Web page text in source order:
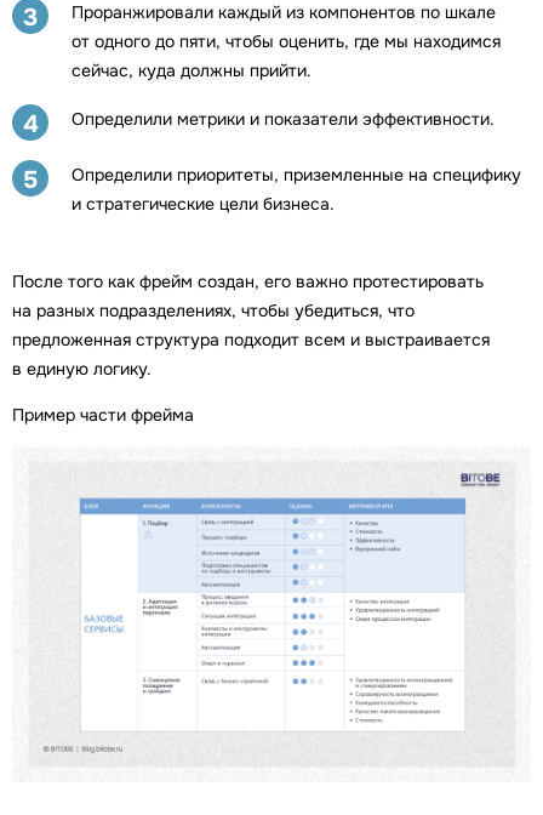
3
Проранжировали каждый из компонентов по шкале
от одного до пяти, чтобы оценить, где мы находимся
сейчас, куда должны прийти.
4 Определили метрики и показатели эффективности.
5
Определили приоритеты, приземленные на специфику
и стратегические цели бизнеса.
После того как фрейм создан, его важно протестировать
на разных подразделениях, чтобы убедиться, что
предложенная структура подходит всем и выстраивается
в единую логику.
Пример части фрейма